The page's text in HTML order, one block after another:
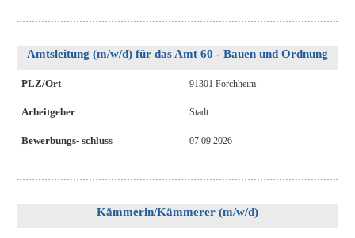
Amtsleitung (m/w/d) für das Amt 60 - Bauen und Ordnung
PLZ/Ort
Arbeitgeber
Bewerbungs- schluss
91301 Forchheim
Stadt
07.09.2026
Kämmerin/Kämmerer (m/w/d)